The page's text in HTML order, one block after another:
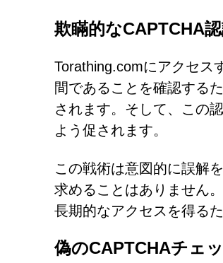
欺瞞的なCAPTCHA
Torathing.comにアクセス
間であることを確認する
されます。そして、この
よう促されます。
この戦術は意図的に誤解
求めることはありません
長期的なアクセスを得る
偽のCAPTCHAチェ